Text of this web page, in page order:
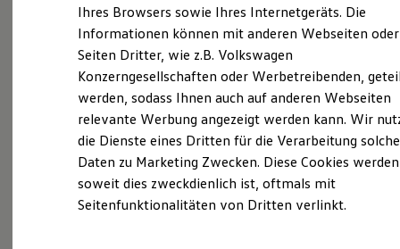
Digitales Bordbuch
Fahrerassistenz- und Sicherheitssysteme
Kontrollleuchten
Kurzfahrprofile und Ölverdünnung
Batterieverordnung
XTL-Dieselkraftstoff
Ersatzteile und Betriebsflüssigkeiten
Original Zubehör und Lifestyle Produkte
myVolkswagen
myVolkswagen Business
Elektrisch & Autonom
Unser Ansatz
UnsereService
Leistungen
Ihres Browsers sowie Ihres Internetgeräts. Die
Informationen können mit anderen Webseiten oder
Seiten Dritter, wie z.B. Volkswagen
Konzerngesellschaften oder Werbetreibenden,
werden, sodass Ihnen auch auf anderen Webseiten
relevante Werbung angezeigt werden kann. Wir
die Dienste eines Dritten für die Verarbeitung
Daten zu Marketing Zwecken. Diese Cookies
soweit dies zweckdienlich ist, oftmals mit
Seitenfunktionalitäten von Dritten verlinkt.